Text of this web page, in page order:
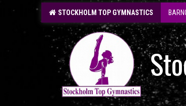
STOCKHOLM TOP GYMNASTICS